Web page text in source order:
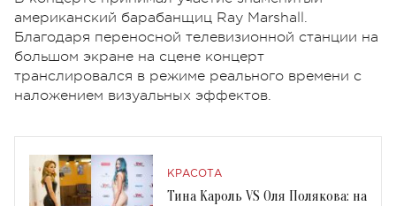
американский барабанщиц Ray Marshall.
Благодаря переносной телевизионной станции на
большом экране на сцене концерт
транслировался в режиме реального времени с
наложением визуальных эффектов.
КРАСОТА
Тина Кароль VS Оля Полякова: на